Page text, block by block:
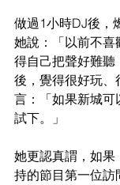
做過1小時DJ後，
她說：「以前不
得自己把聲好難聽
後，覺得很好玩
言：「如果新城可
試下。」
她更認真謂，如果
持的節目第一位